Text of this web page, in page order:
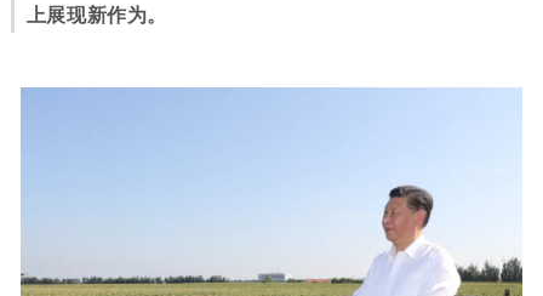
上展现新作为。